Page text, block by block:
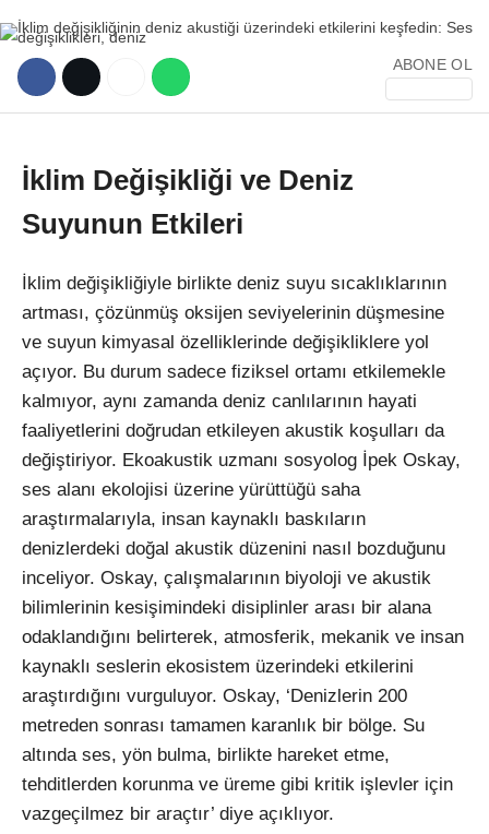
Facebook
Instagram
Youtube
OTOMOBIL
ABONE OL
İklim Değişikliği ve Deniz
Suyunun Etkileri
İklim değişikliğiyle birlikte deniz suyu sıcaklıklarının
artması, çözünmüş oksijen seviyelerinin düşmesine
ve suyun kimyasal özelliklerinde değişikliklere yol
açıyor. Bu durum sadece fiziksel ortamı etkilemekle
kalmıyor, aynı zamanda deniz canlılarının hayati
faaliyetlerini doğrudan etkileyen akustik koşulları da
değiştiriyor. Ekoakustik uzmanı sosyolog İpek Oskay,
ses alanı ekolojisi üzerine yürüttüğü saha
araştırmalarıyla, insan kaynaklı baskıların
denizlerdeki doğal akustik düzenini nasıl bozduğunu
inceliyor. Oskay, çalışmalarının biyoloji ve akustik
bilimlerinin kesişimindeki disiplinler arası bir alana
odaklandığını belirterek, atmosferik, mekanik ve insan
kaynaklı seslerin ekosistem üzerindeki etkilerini
araştırdığını vurguluyor. Oskay, ‘Denizlerin 200
metreden sonrası tamamen karanlık bir bölge. Su
altında ses, yön bulma, birlikte hareket etme,
tehditlerden korunma ve üreme gibi kritik işlevler için
vazgeçilmez bir araçtır’ diye açıklıyor.